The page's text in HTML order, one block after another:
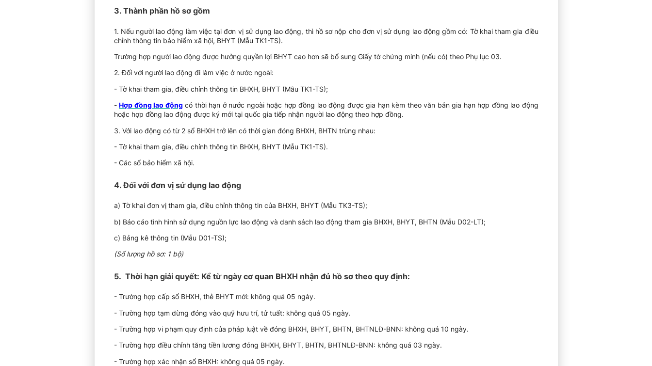
3. Thành phần hồ sơ gồm
1. Nếu người lao động làm việc tại đơn vị sử dụng lao động, thì hồ sơ nộp cho đơn vị sử dụng lao động gồm có: Tờ khai tham gia điều
chỉnh thông tin bảo hiểm xã hội, BHYT (Mẫu TK1-TS).
Trường hợp người lao động được hưởng quyền lợi BHYT cao hơn sẽ bổ sung Giấy tờ chứng minh (nếu có) theo Phụ lục 03.
2. Đối với người lao động đi làm việc ở nước ngoài:
- Tờ khai tham gia, điều chỉnh thông tin BHXH, BHYT (Mẫu TK1-TS);
- Hợp đồng lao động có thời hạn ở nước ngoài hoặc hợp đồng lao động được gia hạn kèm theo văn bản gia hạn hợp đồng lao động
hoặc hợp đồng lao động được ký mới tại quốc gia tiếp nhận người lao động theo hợp đồng.
3. Với lao động có từ 2 sổ BHXH trở lên có thời gian đóng BHXH, BHTN trùng nhau:
- Tờ khai tham gia, điều chỉnh thông tin BHXH, BHYT (Mẫu TK1-TS).
- Các sổ bảo hiểm xã hội.
4. Đối với đơn vị sử dụng lao động
a) Tờ khai đơn vị tham gia, điều chỉnh thông tin của BHXH, BHYT (Mẫu TK3-TS);
b) Báo cáo tình hình sử dụng nguồn lực lao động và danh sách lao động tham gia BHXH, BHYT, BHTN (Mẫu D02-LT);
c) Bảng kê thông tin (Mẫu D01-TS);
(Số lượng hồ sơ: 1 bộ)
5. Thời hạn giải quyết: Kể từ ngày cơ quan BHXH nhận đủ hồ sơ theo quy định:
- Trường hợp cấp sổ BHXH, thẻ BHYT mới: không quá 05 ngày.
- Trường hợp tạm dừng đóng vào quỹ hưu trí, tử tuất: không quá 05 ngày.
- Trường hợp vi phạm quy định của pháp luật về đóng BHXH, BHYT, BHTN, BHTNLĐ-BNN: không quá 10 ngày.
- Trường hợp điều chỉnh tăng tiền lương đóng BHXH, BHYT, BHTN, BHTNLĐ-BNN: không quá 03 ngày.
- Trường hợp xác nhận sổ BHXH: không quá 05 ngày.